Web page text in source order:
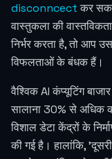
disconncectकर
वास्तुकला की
निर्भर करता है, तो आप
विफलताओं के बंधक हैं।
वैश्विक AI कंप्यूटिंग
सालाना 30% से अधिक
विशाल डेटा केंद्रों के
की गई है। हालांकि,